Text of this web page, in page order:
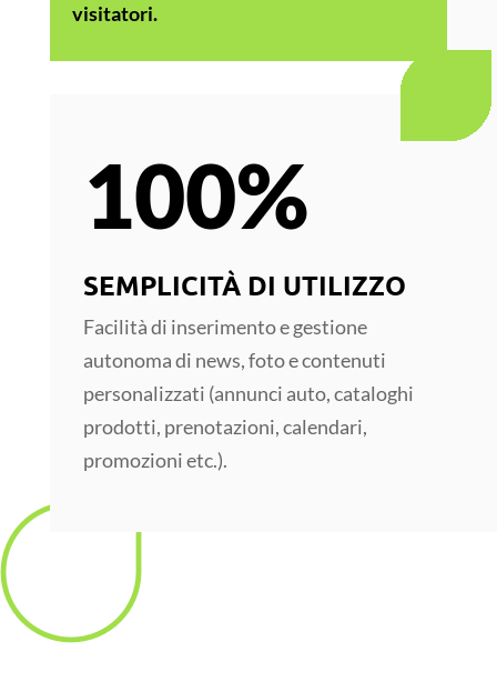
visitatori.
100%
SEMPLICITÀ DI UTILIZZO
Facilità di inserimento e gestione
autonoma di news, foto e contenuti
personalizzati (annunci auto, cataloghi
prodotti, prenotazioni, calendari,
promozioni etc.).